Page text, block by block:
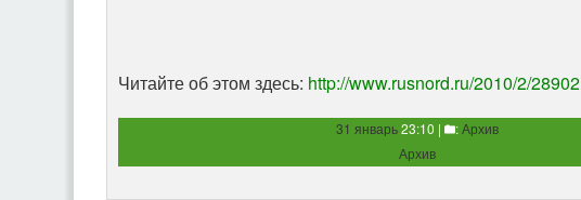
Читайте об этом здесь: http://www.rusnord.ru/2010/2/28902
31 январь23:10 | :Архив
Архив